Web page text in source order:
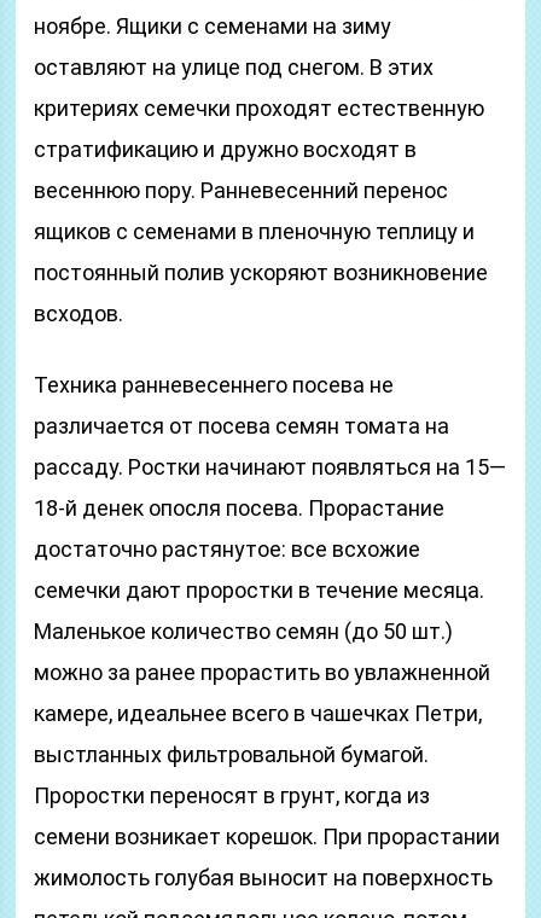
ноябре. Ящики с семенами на зиму
оставляют на улице под снегом. В этих
критериях семечки проходят естественную
стратификацию и дружно восходят в
весеннюю пору. Ранневесенний перенос
ящиков с семенами в пленочную теплицу и
постоянный полив ускоряют возникновение
всходов.
Техника ранневесеннего посева не
различается от посева семян томата на
рассаду. Ростки начинают появляться на 15—
18-й денек опосля посева. Прорастание
достаточно растянутое: все всхожие
семечки дают проростки в течение месяца.
Маленькое количество семян (до 50 шт.)
можно за ранее прорастить во увлажненной
камере, идеальнее всего в чашечках Петри,
выстланных фильтровальной бумагой.
Проростки переносят в грунт, когда из
семени возникает корешок. При прорастании
жимолость голубая выносит на поверхность